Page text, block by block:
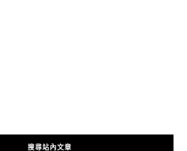
搜尋站內文章